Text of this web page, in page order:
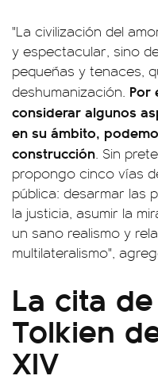
"La civilización del
y espectacular, sino
pequeñas y tenaces,
deshumanización. Por
considerar algunos
en su ámbito,
construcción. Sin
propongo cinco vías
pública: desarmar las
la justicia, asumir la
un sano realismo y
multilateralismo",
La cita de
Tolkien
XIV